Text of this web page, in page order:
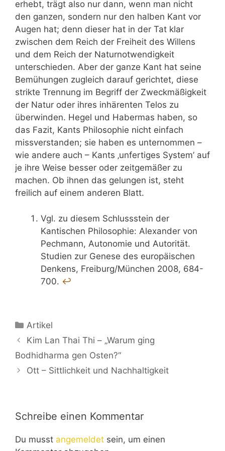
erhebt, trägt also nur dann, wenn man nicht
den ganzen, sondern nur den halben Kant vor
Augen hat; denn dieser hat in der Tat klar
zwischen dem Reich der Freiheit des Willens
und dem Reich der Naturnotwendigkeit
unterschieden. Aber der ganze Kant hat seine
Bemühungen zugleich darauf gerichtet, diese
strikte Trennung im Begriff der Zweckmäßigkeit
der Natur oder ihres inhärenten Telos zu
überwinden. Hegel und Habermas haben, so
das Fazit, Kants Philosophie nicht einfach
missverstanden; sie haben es unternommen –
wie andere auch – Kants ‚unfertiges System’ auf
je ihre Weise besser oder zeitgemäßer zu
machen. Ob ihnen das gelungen ist, steht
freilich auf einem anderen Blatt.
Vgl. zu diesem Schlussstein der
Kantischen Philosophie: Alexander von
Pechmann, Autonomie und Autorität.
Studien zur Genese des europäischen
Denkens, Freiburg/München 2008, 684-
700. ↩︎
Kategorien
Artikel
Kim Lan Thai Thi – „Warum ging
Bodhidharma gen Osten?“
Ott – Sittlichkeit und Nachhaltigkeit
Schreibe einen Kommentar
Du musst angemeldet sein, um einen